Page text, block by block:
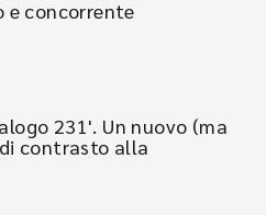
concorrente
231'. Un nuovo (ma
contrasto alla